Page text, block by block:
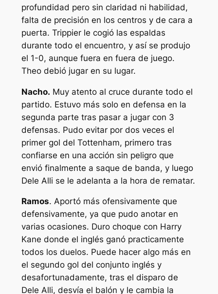
profundidad pero sin claridad ni habilidad,
falta de precisión en los centros y de cara a
puerta. Trippier le cogió las espaldas
durante todo el encuentro, y así se produjo
el 1-0, aunque fuera en fuera de juego.
Theo debió jugar en su lugar.
Nacho. Muy atento al cruce durante todo el
partido. Estuvo más solo en defensa en la
segunda parte tras pasar a jugar con 3
defensas. Pudo evitar por dos veces el
primer gol del Tottenham, primero tras
confiarse en una acción sin peligro que
envió finalmente a saque de banda, y luego
Dele Alli se le adelanta a la hora de rematar.
Ramos. Aportó más ofensivamente que
defensivamente, ya que pudo anotar en
varias ocasiones. Duro choque con Harry
Kane donde el inglés ganó practicamente
todos los duelos. Puede hacer algo más en
el segundo gol del conjunto inglés y
desafortunadamente, tras el disparo de
Dele Alli, desvía el balón y le cambia la